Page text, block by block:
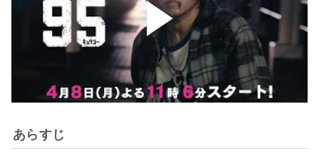
あらすじ